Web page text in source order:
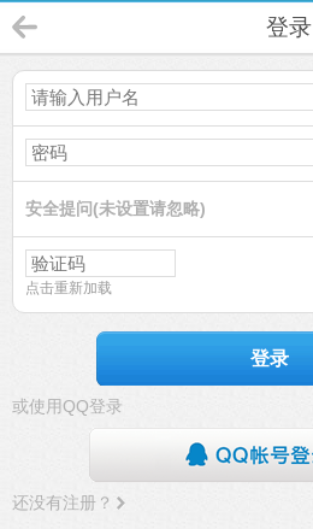
登录
安全提问(未设置请忽略)
点击重新加载
登录
或使用QQ登录
还没有注册？